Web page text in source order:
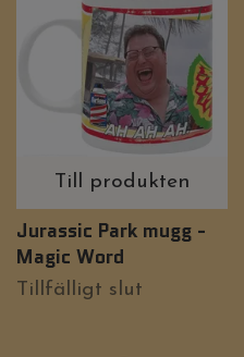
Till produkten
Jurassic Park mugg -
Magic Word
Tillfälligt slut